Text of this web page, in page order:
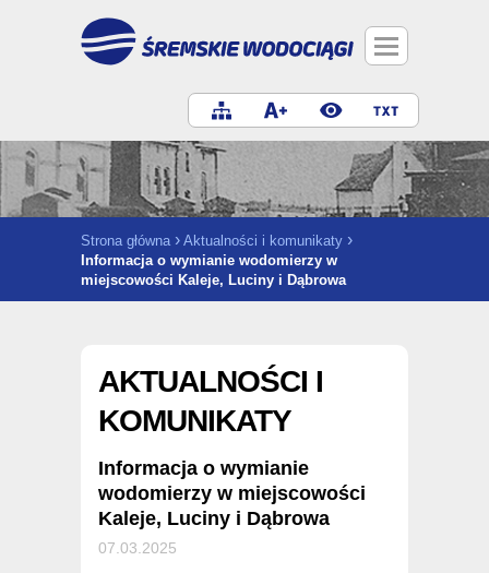
Strona główna › Aktualności i komunikaty ›
Informacja o wymianie wodomierzy w
miejscowości Kaleje, Luciny i Dąbrowa
AKTUALNOŚCI I
KOMUNIKATY
Informacja o wymianie
wodomierzy w miejscowości
Kaleje, Luciny i Dąbrowa
07.03.2025